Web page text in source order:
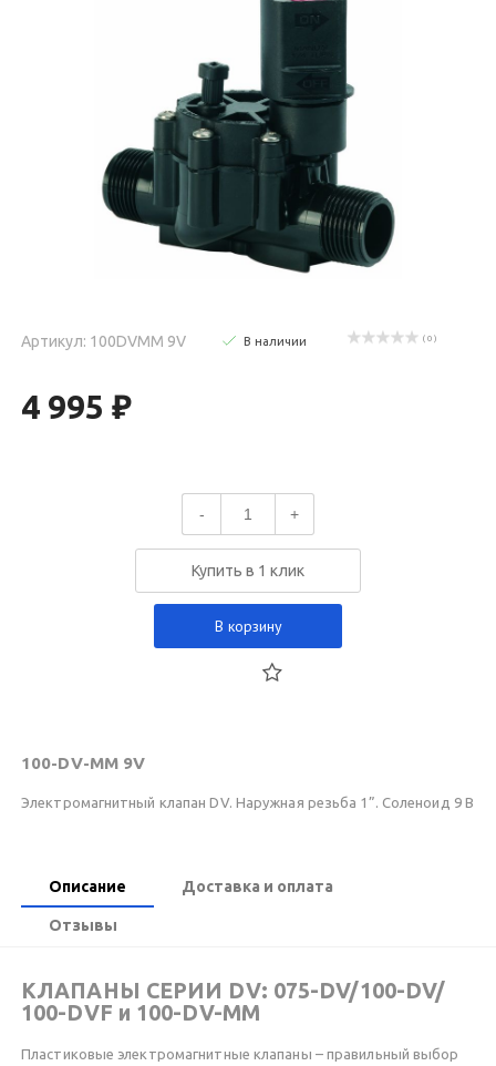
Артикул: 100DVMM 9V В наличии ( 0 )
4 995 ₽
- +
Купить в 1 клик
В корзину
100-DV-MM 9V
Электромагнитный клапан DV. Наружная резьба 1”. Соленоид 9 В
Описание Доставка и оплата
Отзывы
КЛАПАНЫ СЕРИИ DV: 075-DV/100-DV/
100-DVF и 100-DV-ММ
Пластиковые электромагнитные клапаны – правильный выбор